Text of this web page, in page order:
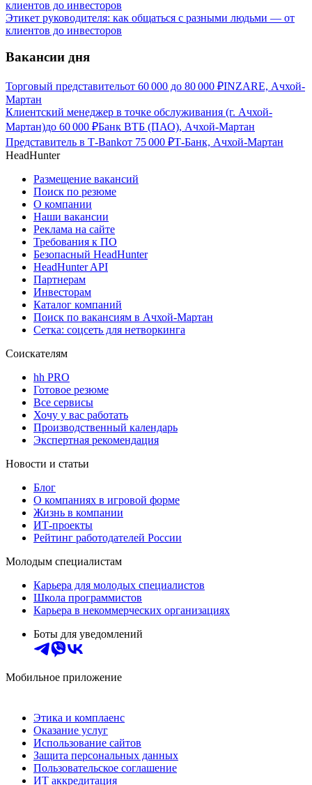
Этикет руководителя: как общаться с разными людьми — от
клиентов до инвесторов
Вакансии дня
Торговый представительот 60 000 до 80 000 ₽INZARE, Ачхой-
Мартан
Клиентский менеджер в точке обслуживания (г. Ачхой-
Мартан)до 60 000 ₽Банк ВТБ (ПАО), Ачхой-Мартан
Представитель в Т-Bankот 75 000 ₽Т-Банк, Ачхой-Мартан
HeadHunter
Размещение вакансий
Поиск по резюме
О компании
Наши вакансии
Реклама на сайте
Требования к ПО
Безопасный HeadHunter
HeadHunter API
Партнерам
Инвесторам
Каталог компаний
Поиск по вакансиям в Ачхой-Мартан
Сетка: соцсеть для нетворкинга
Соискателям
hh PRO
Готовое резюме
Все сервисы
Хочу у вас работать
Производственный календарь
Экспертная рекомендация
Новости и статьи
Блог
О компаниях в игровой форме
Жизнь в компании
ИТ-проекты
Рейтинг работодателей России
Молодым специалистам
Карьера для молодых специалистов
Школа программистов
Карьера в некоммерческих организациях
Боты для уведомлений
Мобильное приложение
Этика и комплаенс
Оказание услуг
Использование сайтов
Защита персональных данных
Пользовательское соглашение
ИТ аккредитация